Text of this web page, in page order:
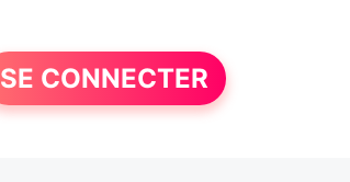
SE CONNECTER